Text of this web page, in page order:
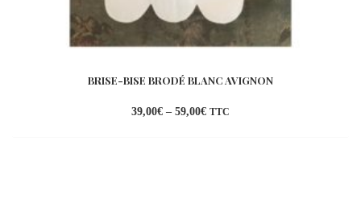
BRISE-BISE BRODÉ BLANC AVIGNON
39,00€ – 59,00€ TTC